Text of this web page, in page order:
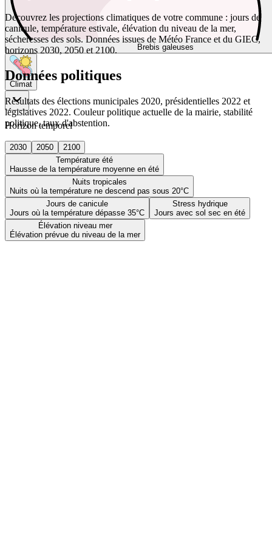
Brebis galeuses
Climat
Horizon temporel
2030 2050
2100
Température été
Hausse de la température moyenne en été
Nuits tropicales
Nuits où la température ne descend pas sous 20°C
Jours de canicule
Jours où la température dépasse 35°C
Stress hydrique
Jours avec sol sec en été
Élévation niveau mer
Élévation prévue du niveau de la mer
Découvrez les projections climatiques de votre commune : jours de
canicule, température estivale, élévation du niveau de la mer,
sécheresses des sols. Données issues de Météo France et du GIEC,
horizons 2030, 2050 et 2100.
Données politiques
Résultats des élections municipales 2020, présidentielles 2022 et
législatives 2022. Couleur politique actuelle de la mairie, stabilité
politique, taux d'abstention.